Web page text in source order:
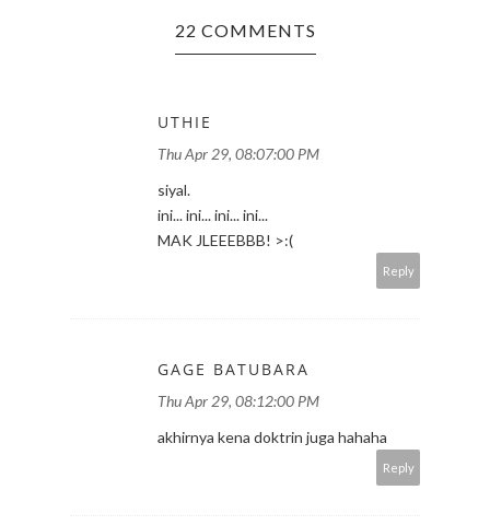
22 COMMENTS
UTHIE
Thu Apr 29, 08:07:00 PM
siyal.
ini... ini... ini... ini...
MAK JLEEEBBB! >:(
Reply
GAGE BATUBARA
Thu Apr 29, 08:12:00 PM
akhirnya kena doktrin juga hahaha
Reply